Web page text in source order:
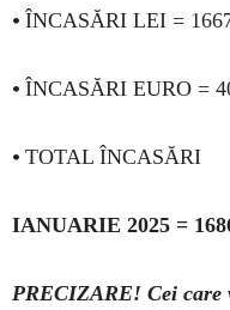
• ÎNCASĂRI LEI =
• ÎNCASĂRI EURO =
• TOTAL ÎNCASĂRI
IANUARIE 2025 =
PRECIZARE! Cei care